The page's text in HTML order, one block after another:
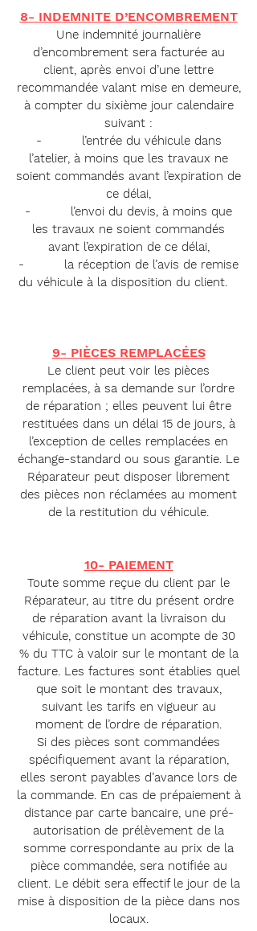
8- INDEMNITE D’ENCOMBREMENT
Une indemnité journalière
d’encombrement sera facturée au
client, après envoi d’une lettre
recommandée valant mise en demeure,
à compter du sixième jour calendaire
suivant :
- l’entrée du véhicule dans
l’atelier, à moins que les travaux ne
soient commandés avant l’expiration de
ce délai,
- l’envoi du devis, à moins que
les travaux ne soient commandés
avant l’expiration de ce délai,
- la réception de l’avis de remise
du véhicule à la disposition du client.
9- PIÈCES REMPLACÉES
Le client peut voir les pièces
remplacées, à sa demande sur l’ordre
de réparation ; elles peuvent lui être
restituées dans un délai 15 de jours, à
l’exception de celles remplacées en
échange-standard ou sous garantie. Le
Réparateur peut disposer librement
des pièces non réclamées au moment
de la restitution du véhicule.
10- PAIEMENT
Toute somme reçue du client par le
Réparateur, au titre du présent ordre
de réparation avant la livraison du
véhicule, constitue un acompte de 30
% du TTC à valoir sur le montant de la
facture. Les factures sont établies quel
que soit le montant des travaux,
suivant les tarifs en vigueur au
moment de l’ordre de réparation.
Si des pièces sont commandées
spécifiquement avant la réparation,
elles seront payables d’avance lors de
la commande. En cas de prépaiement à
distance par carte bancaire, une pré-
autorisation de prélèvement de la
somme correspondante au prix de la
pièce commandée, sera notifiée au
client. Le débit sera effectif le jour de la
mise à disposition de la pièce dans nos
locaux.